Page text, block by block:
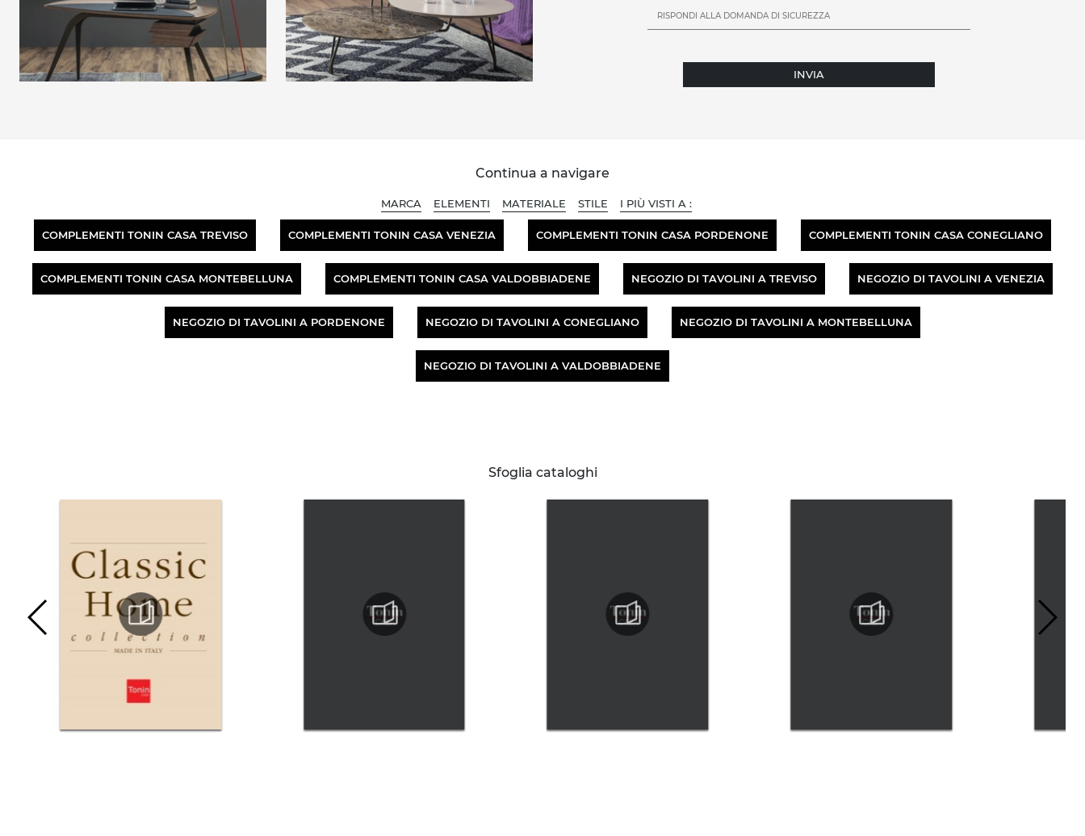
INVIA
Continua a navigare
MARCA ELEMENTI MATERIALE STILE I PIÙ VISTI A :
COMPLEMENTI TONIN CASA TREVISO COMPLEMENTI TONIN CASA VENEZIA COMPLEMENTI TONIN CASA PORDENONE COMPLEMENTI TONIN CASA CONEGLIANO
COMPLEMENTI TONIN CASA MONTEBELLUNA COMPLEMENTI TONIN CASA VALDOBBIADENE NEGOZIO DI TAVOLINI A TREVISO NEGOZIO DI TAVOLINI A VENEZIA
NEGOZIO DI TAVOLINI A PORDENONE NEGOZIO DI TAVOLINI A CONEGLIANO NEGOZIO DI TAVOLINI A MONTEBELLUNA
NEGOZIO DI TAVOLINI A VALDOBBIADENE
Sfoglia cataloghi